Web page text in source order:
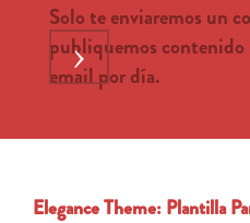
Solo te enviaremos un
publiquemos
email por día.
›
Elegance Theme: Plantilla